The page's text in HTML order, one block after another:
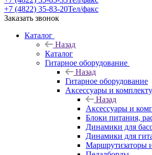
+7 (4822) 35-83-20Тел/факс
Заказать звонок
Каталог
Назад
Каталог
Гитарное оборудование
Назад
Гитарное оборудование
Аксессуары и
Назад
Аксессуары и
Блоки питания,
Динамики для
Динамики для
Маршрутизаторы